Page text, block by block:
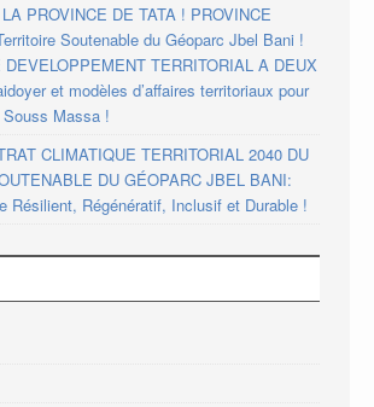
PROVINCE DE TATA ! PROVINCE
Soutenable du Géoparc Jbel Bani !
DEVELOPPEMENT TERRITORIAL A DEUX
et modèles d’affaires territoriaux pour
Souss Massa !
CLIMATIQUE TERRITORIAL 2040 DU
DU GÉOPARC JBEL BANI:
Résilient, Régénératif, Inclusif et Durable !